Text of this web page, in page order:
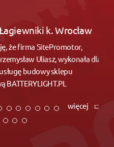
k. Wrocław
że firma SitePromotor,
Uliasz, wykonała dla
budowy sklepu
więcej